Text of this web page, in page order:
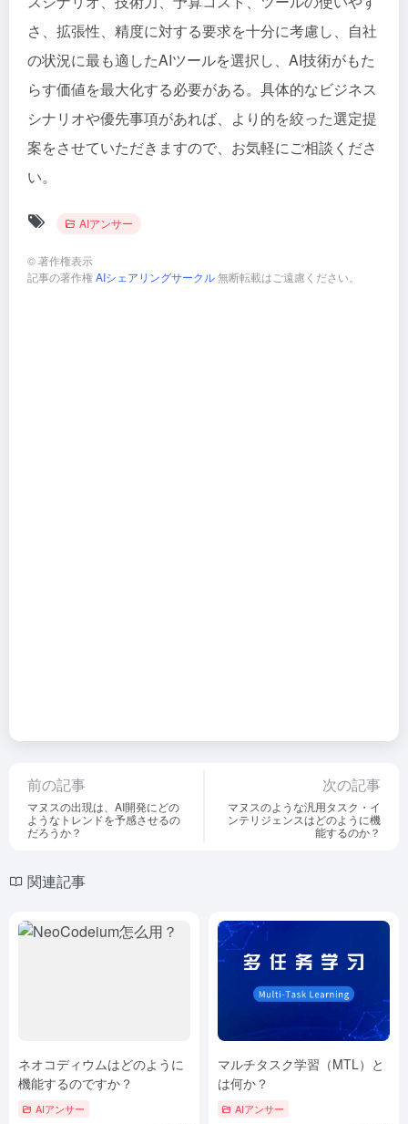
さ、拡張性、精度に対する要求を十分に考慮し、自社
の状況に最も適したAIツールを選択し、AI技術がもた
らす価値を最大化する必要がある。具体的なビジネス
シナリオや優先事項があれば、より的を絞った選定提
案をさせていただきますので、お気軽にご相談くださ
い。
AIアンサー
©著作権表示
記事の著作権AIシェアリングサークル無断転載はご遠慮ください。
前の記事
マヌスの出現は、AI開発にどの
ようなトレンドを予感させるの
だろうか？
次の記事
マヌスのような汎用タスク・イ
ンテリジェンスはどのように機
能するのか？
関連記事
ネオコディウムはどのように
機能するのですか？
AIアンサー
マルチタスク学習（MTL）と
は何か？
AIアンサー